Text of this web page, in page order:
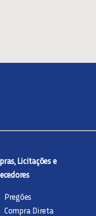
Licitações e
Pregões
Compra Direta